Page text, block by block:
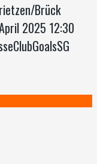
Brück
2025 12:30